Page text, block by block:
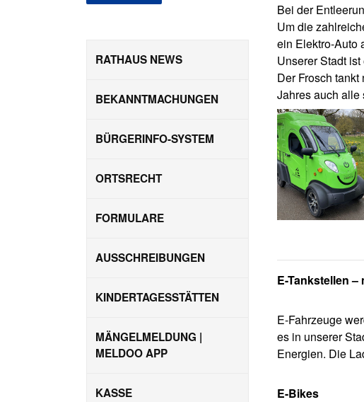
RATHAUS NEWS
BEKANNTMACHUNGEN
BÜRGERINFO-SYSTEM
ORTSRECHT
FORMULARE
AUSSCHREIBUNGEN
KINDERTAGESSTÄTTEN
MÄNGELMELDUNG |
MELDOO APP
KASSE
Bei der
Um die
ein Elektro-Auto
Unserer Stadt
Der Frosch
Jahres auch alle
E-Tankstellen
E-Fahrzeuge
es in unserer
Energien. Die
E-Bikes